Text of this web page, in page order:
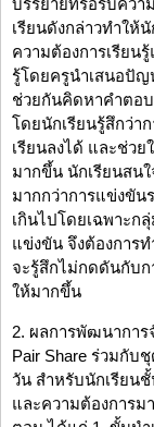
บรรยายที่รอรับควา
เรียนดังกล่าวทำให้
ความต้องการเรียน
รู้โดยครูนำเสนอปัญ
ช่วยกันคิดหาคำตอ
โดยนักเรียนรู้สึกว่า
เรียนลงได้ และช่วย
มากขึ้น นักเรียนสน
มากกว่าการแข่งขัน
เกินไปโดยเฉพาะก
แข่งขัน จึงต้องการ
จะรู้สึกไม่กดดันกับ
ให้มากขึ้น
2. ผลการพัฒนาการ
Pair Share ร่วมกับ
วัน สำหรับนักเรียน
และความต้องการม